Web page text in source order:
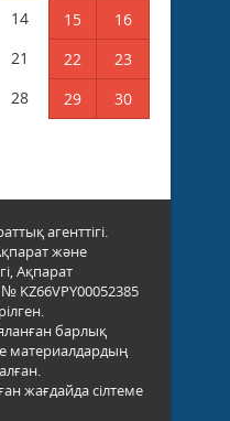
14 15
16
21 22
23
28 29
30
агенттігі.
және
Ақпарат
KZ66VPY00052385
барлық
материалдардың
жағдайда сілтеме